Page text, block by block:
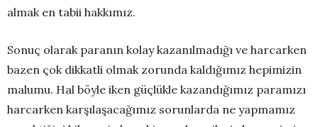
almak en tabii hakkımız.
Sonuç olarak paranın kolay kazanılmadığı ve harcarken
bazen çok dikkatli olmak zorunda kaldığımız hepimizin
malumu. Hal böyle iken güçlükle kazandığımız paramızı
harcarken karşılaşacağımız sorunlarda ne yapmamız